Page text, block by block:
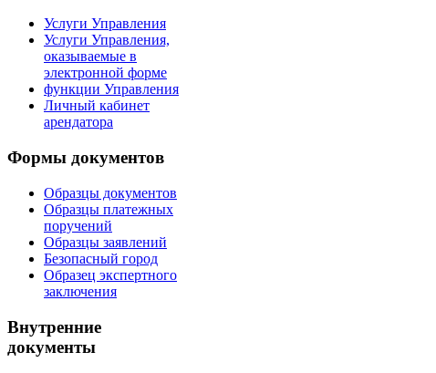
Услуги Управления
Услуги Управления,
оказываемые в
электронной форме
функции Управления
Личный кабинет
арендатора
Формы документов
Образцы документов
Образцы платежных
поручений
Образцы заявлений
Безопасный город
Образец экспертного
заключения
Внутренние
документы